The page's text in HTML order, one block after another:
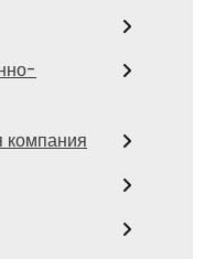
компания